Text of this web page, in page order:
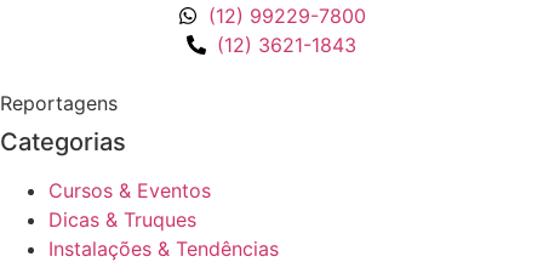
(12) 99229-7800
(12) 3621-1843
Reportagens
Categorias
Cursos & Eventos
Dicas & Truques
Instalações & Tendências